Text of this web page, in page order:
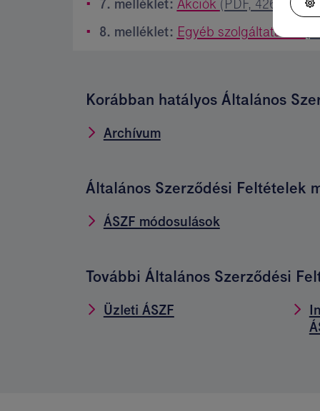
8. melléklet: Egyéb szolgáltatások
Korábban hatályos Általános
Archívum
Általános Szerződési Feltételek
ÁSZF módosulások
További Általános Szerződési
Üzleti ÁSZF